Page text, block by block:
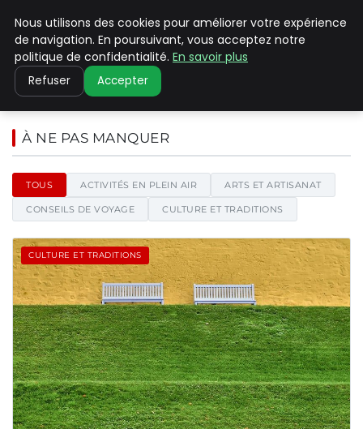
PILAT PATRIMOINES
Pilat Patrimoines - Blog
À NE PAS MANQUER
TOUS ACTIVITÉS EN PLEIN AIR ARTS ET ARTISANAT
CONSEILS DE VOYAGE CULTURE ET TRADITIONS
CULTURE ET TRADITIONS
Nous utilisons des cookies pour améliorer votre expérience
de navigation. En poursuivant, vous acceptez notre
politique de confidentialité. En savoir plus
Refuser Accepter